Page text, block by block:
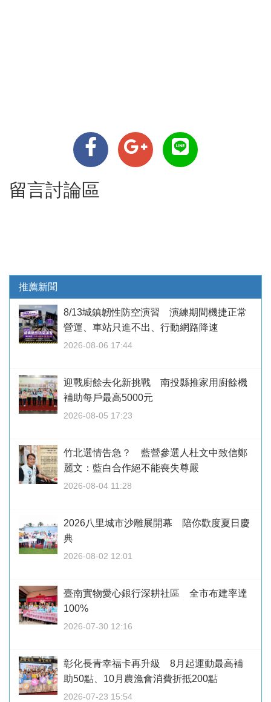
留言討論區
推薦新聞
8/13城鎮韌性防空演習 演練期間機捷正常
營運、車站只進不出、行動網路降速
2026-08-06 17:44
迎戰廚餘去化新挑戰 南投縣推家用廚餘機
補助每戶最高5000元
2026-08-05 17:23
竹北選情告急？ 藍營參選人杜文中致信鄭
麗文：藍白合作絕不能喪失尊嚴
2026-08-04 11:28
2026八里城市沙雕展開幕 陪你歡度夏日慶
典
2026-08-02 12:01
臺南實物愛心銀行深耕社區 全市布建率達
100%
2026-07-30 12:16
彰化長青幸福卡再升級 8月起運動最高補
助50點、10月農漁會消費折抵200點
2026-07-23 15:54